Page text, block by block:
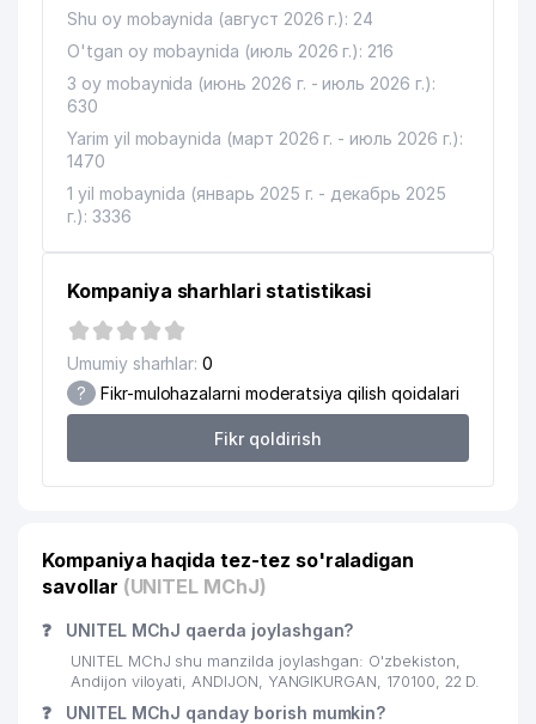
Shu oy mobaynida (август 2026 г.): 24
O'tgan oy mobaynida (июль 2026 г.): 216
3 oy mobaynida (июнь 2026 г. - июль 2026 г.):
630
Yarim yil mobaynida (март 2026 г. - июль 2026 г.):
1470
1 yil mobaynida (январь 2025 г. - декабрь 2025
г.): 3336
Kompaniya sharhlari statistikasi
Umumiy sharhlar: 0
? Fikr-mulohazalarni moderatsiya qilish qoidalari
Fikr qoldirish
Kompaniya haqida tez-tez so'raladigan
savollar (UNITEL MChJ)
❓ UNITEL MChJ qaerda joylashgan?
UNITEL MChJ shu manzilda joylashgan: O'zbekiston,
Andijon viloyati, ANDIJON, YANGIKURGAN, 170100, 22 D.
❓ UNITEL MChJ qanday borish mumkin?